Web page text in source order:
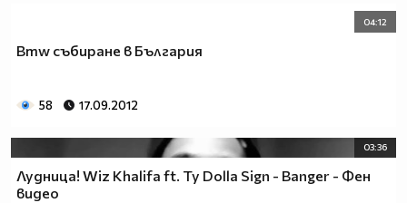
04:12
Bmw събиране в България
58 17.09.2012
03:36
Лудница! Wiz Khalifa ft. Ty Dolla Sign - Banger - Фен
видео